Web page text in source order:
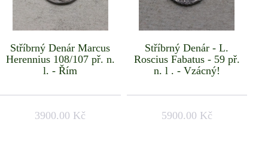
Stříbrný Denár Marcus
Herennius 108/107 př. n.
l. - Řím
3900.00 Kč
Stříbrný Denár - L.
Roscius Fabatus - 59 př.
n. l . - Vzácný!
5900.00 Kč